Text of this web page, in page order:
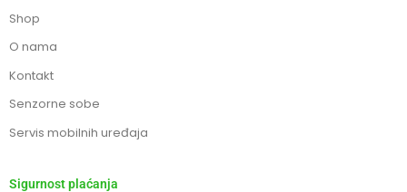
Shop
O nama
Kontakt
Senzorne sobe
Servis mobilnih uređaja
Sigurnost plaćanja